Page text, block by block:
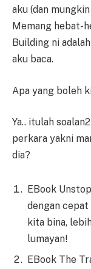
aku (dan
Memang hebat-
Building ni
aku baca.
Apa yang boleh
Ya.. itulah
perkara yakni
dia?
EBook
dengan
kita bina,
lumayan!
EBook The